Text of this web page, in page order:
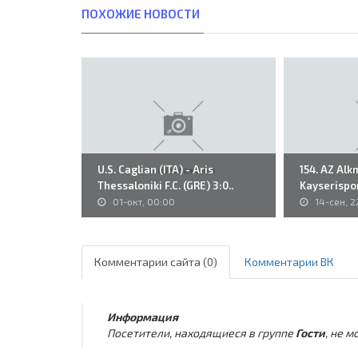
ПОХОЖИЕ НОВОСТИ
U.S. Caglian (ITA) - Aris
Thessaloniki F.C. (GRE) 3:0..
01-окт, 00:00
154. AZ
14-сен,
Комментарии сайта (0) Комментарии ВК
Информация
Посетители, находящиеся в группе Гости, не